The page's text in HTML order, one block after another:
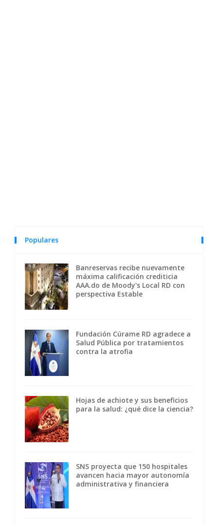
Populares
Banreservas recibe nuevamente
máxima calificación crediticia
AAA.do de Moody's Local RD con
perspectiva Estable
Fundación Cúrame RD agradece a
Salud Pública por tratamientos
contra la atrofia
Hojas de achiote y sus beneficios
para la salud: ¿qué dice la ciencia?
SNS proyecta que 150 hospitales
avancen hacia mayor autonomía
administrativa y financiera